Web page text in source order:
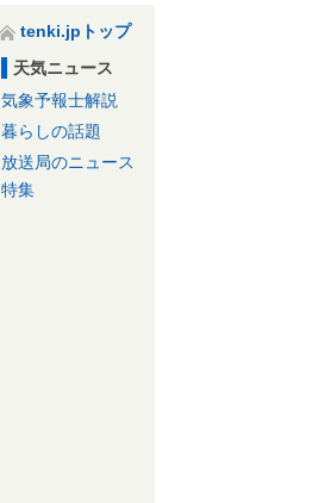
tenki.jpトップ
天気ニュース
気象予報士解説
暮らしの話題
放送局のニュース
特集